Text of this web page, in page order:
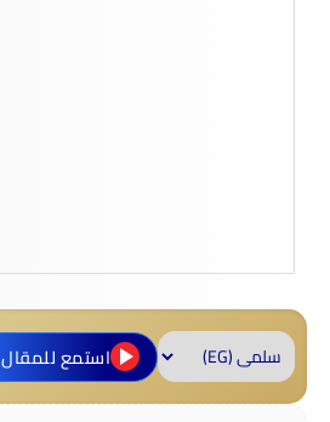
استمع للمقال